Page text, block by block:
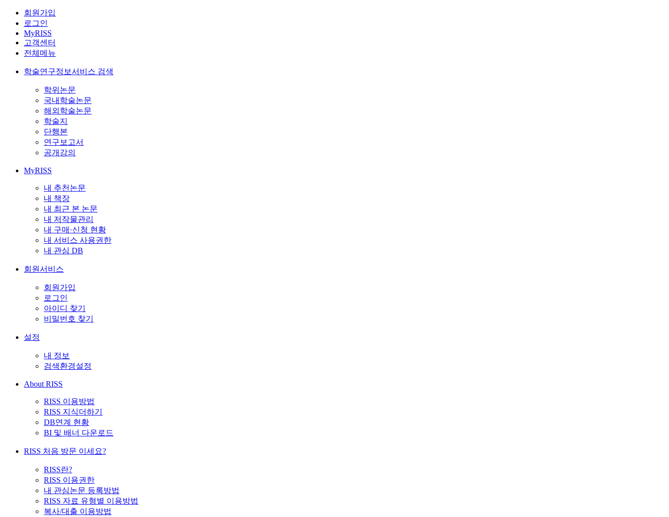
회원가입
로그인
MyRISS
고객센터
전체메뉴
학술연구정보서비스 검색
학위논문
국내학술논문
해외학술논문
학술지
단행본
연구보고서
공개강의
MyRISS
내 추천논문
내 책장
내 최근 본 논문
내 저작물관리
내 구매·신청 현황
내 서비스 사용권한
내 관심 DB
회원서비스
회원가입
로그인
아이디 찾기
비밀번호 찾기
설정
내 정보
검색환경설정
About RISS
RISS 이용방법
RISS 지식더하기
DB연계 현황
BI 및 배너 다운로드
RISS 처음 방문 이세요?
RISS란?
RISS 이용권한
내 관심논문 등록방법
RISS 자료 유형별 이용방법
복사/대출 이용방법